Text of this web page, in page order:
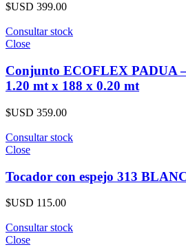
$USD 399.00
Consultar stock
Close
Conjunto ECOFLEX PADUA
1.20 mt x 188 x 0.20 mt
$USD 359.00
Consultar stock
Close
Tocador con espejo 313
$USD 115.00
Consultar stock
Close